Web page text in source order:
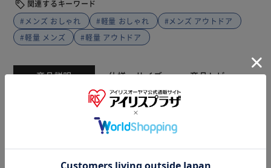
関連するキーワード
#メンズ おしゃれ
#軽量 おしゃれ
#メンズ アウトドア
#軽量 メンズ
#軽量 アウトドア
商品説明 仕様・サイズ 商品レビュー
【メインにもサブにも！使い方自在】 いつものお出かけや
アウトドアなど！使い勝手抜群な「コンパクトショルダーバ
ッグ」。 【小さくまとまるパッカブル仕様】 使わない時は
折りたたんで内ポケットに入れ、ドローコードでキュッ！持
ち運びがスマート。 【サッと持ち出せて使い心地軽やか】